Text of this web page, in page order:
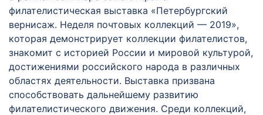
филателистическая выставка «Петербургский
вернисаж. Неделя почтовых коллекций — 2019»,
которая демонстрирует коллекции филателистов,
знакомит с историей России и мировой культурой,
достижениями российского народа в различных
областях деятельности. Выставка призвана
способствовать дальнейшему развитию
филателистического движения. Среди коллекций,